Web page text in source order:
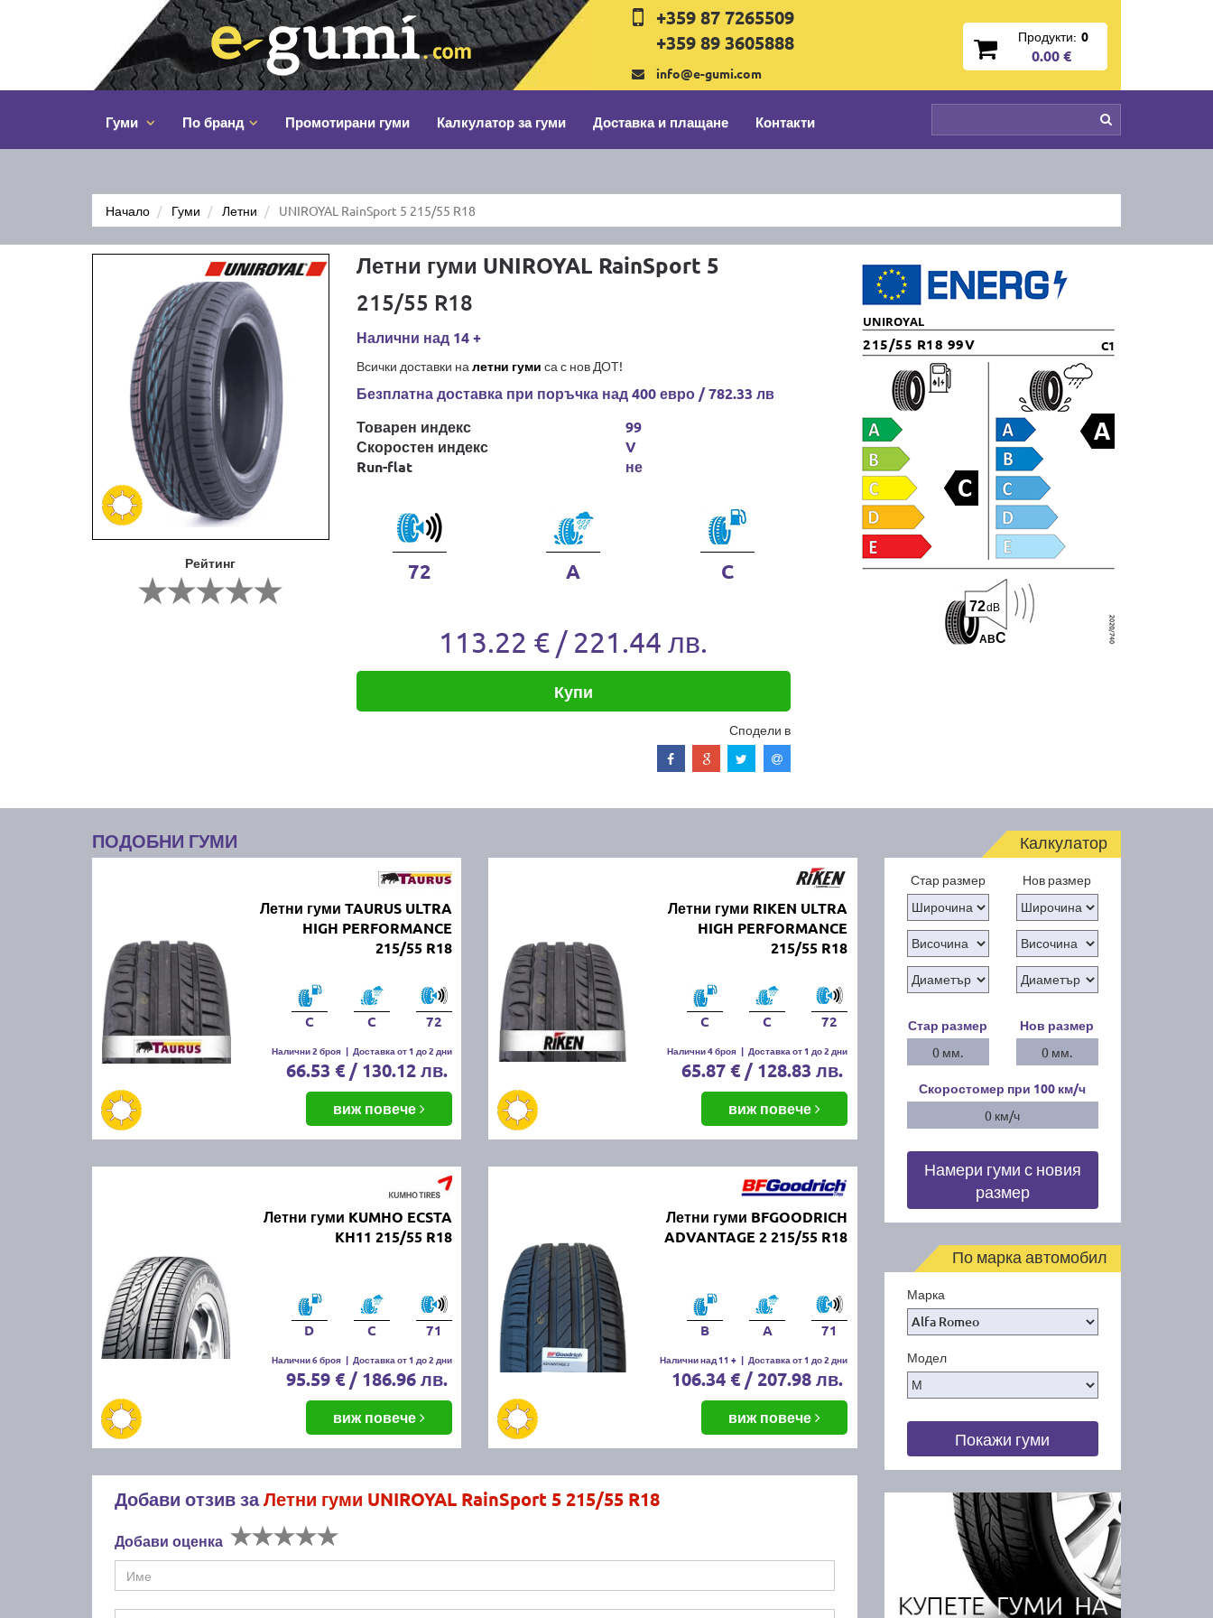
+359 87 7265509
+359 89 3605888
info@e-gumi.com
Продукти: 0
0.00 €
Гуми По бранд Промотирани гуми Калкулатор за гуми Доставка и плащане Контакти
Начало Гуми Летни UNIROYAL RainSport 5 215/55 R18
Рейтинг
Летни гуми UNIROYAL RainSport 5
215/55 R18
Налични над 14 +
Всички доставки на летни гуми са с нов ДОТ!
Безплатна доставка при поръчка над 400 евро / 782.33 лв
Товарен индекс
Скоростен индекс
Run-flat
99
V
не
72 A C
113.22 € / 221.44 лв.
Купи
Сподели в
UNIROYAL
215/55 R18 99V C1
ABC
72dB
ПОДОБНИ ГУМИ
Летни гуми TAURUS ULTRA
HIGH PERFORMANCE
215/55 R18
C C 72
Налични 2 броя | Доставка от 1 до 2 дни
66.53 € / 130.12 лв.
виж повече
Летни гуми RIKEN ULTRA
HIGH PERFORMANCE
215/55 R18
C C 72
Налични 4 броя | Доставка от 1 до 2 дни
65.87 € / 128.83 лв.
виж повече
Летни гуми KUMHO ECSTA
KH11 215/55 R18
D C 71
Налични 6 броя | Доставка от 1 до 2 дни
95.59 € / 186.96 лв.
виж повече
Летни гуми BFGOODRICH
ADVANTAGE 2 215/55 R18
B A 71
Налични над 11 + | Доставка от 1 до 2 дни
106.34 € / 207.98 лв.
виж повече
Добави отзив заЛетни гуми UNIROYAL RainSport 5 215/55 R18
Добави оценка
Калкулатор
Стар размер Нов размер
Стар размер
0 мм.
Нов размер
0 мм.
Скоростомер при 100 км/ч
0 км/ч
Намери гуми с новия
размер
По марка автомобил
Марка
Модел
Покажи гуми